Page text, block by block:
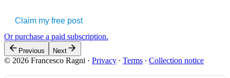
Claim my free post
Or purchase a paid subscription.
Previous Next
© 2026 Francesco Ragni · Privacy ∙ Terms ∙ Collection notice